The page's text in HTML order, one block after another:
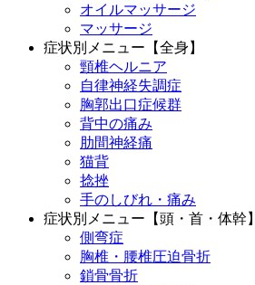
オイルマッサージ
マッサージ
症状別メニュー【全身】
頸椎ヘルニア
自律神経失調症
胸郭出口症候群
背中の痛み
肋間神経痛
猫背
捻挫
手のしびれ・痛み
症状別メニュー【頭・首・体幹】
側弯症
胸椎・腰椎圧迫骨折
鎖骨骨折